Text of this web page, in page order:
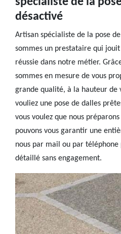
désactivé
Artisan spécialiste de la pose
sommes un prestataire qui
réussie dans notre métier.
sommes en mesure de vous
grande qualité, à la hauteur de
vouliez une pose de dalles
vous voulez que nous
pouvons vous garantir une
nous par mail ou par
détaillé sans engagement.